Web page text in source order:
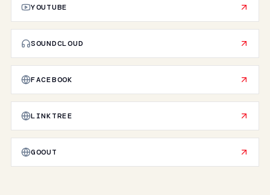
YOUTUBE
SOUNDCLOUD
FACEBOOK
LINKTREE
GOOUT